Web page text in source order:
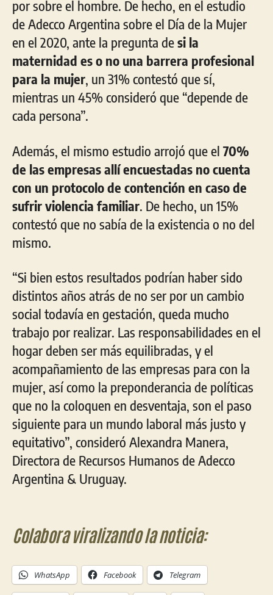
por sobre el hombre. De hecho, en el estudio
de Adecco Argentina sobre el Día de la Mujer
en el 2020, ante la pregunta desi la
maternidad es o no una barrera profesional
para la mujer, un 31% contestó que sí,
mientras un 45% consideró que “depende de
cada persona”.
Además, el mismo estudio arrojó que el 70%
de las empresas allí encuestadas no cuenta
con un protocolo de contención en caso de
sufrir violencia familiar. De hecho, un 15%
contestó que no sabía de la existencia o no del
mismo.
“Si bien estos resultados podrían haber sido
distintos años atrás de no ser por un cambio
social todavía en gestación, queda mucho
trabajo por realizar. Las responsabilidades en el
hogar deben ser más equilibradas, y el
acompañamiento de las empresas para con la
mujer, así como la preponderancia de políticas
que no la coloquen en desventaja, son el paso
siguiente para un mundo laboral más justo y
equitativo”, consideró Alexandra Manera,
Directora de Recursos Humanos de Adecco
Argentina & Uruguay.
Colabora viralizando la noticia:
WhatsApp Facebook Telegram